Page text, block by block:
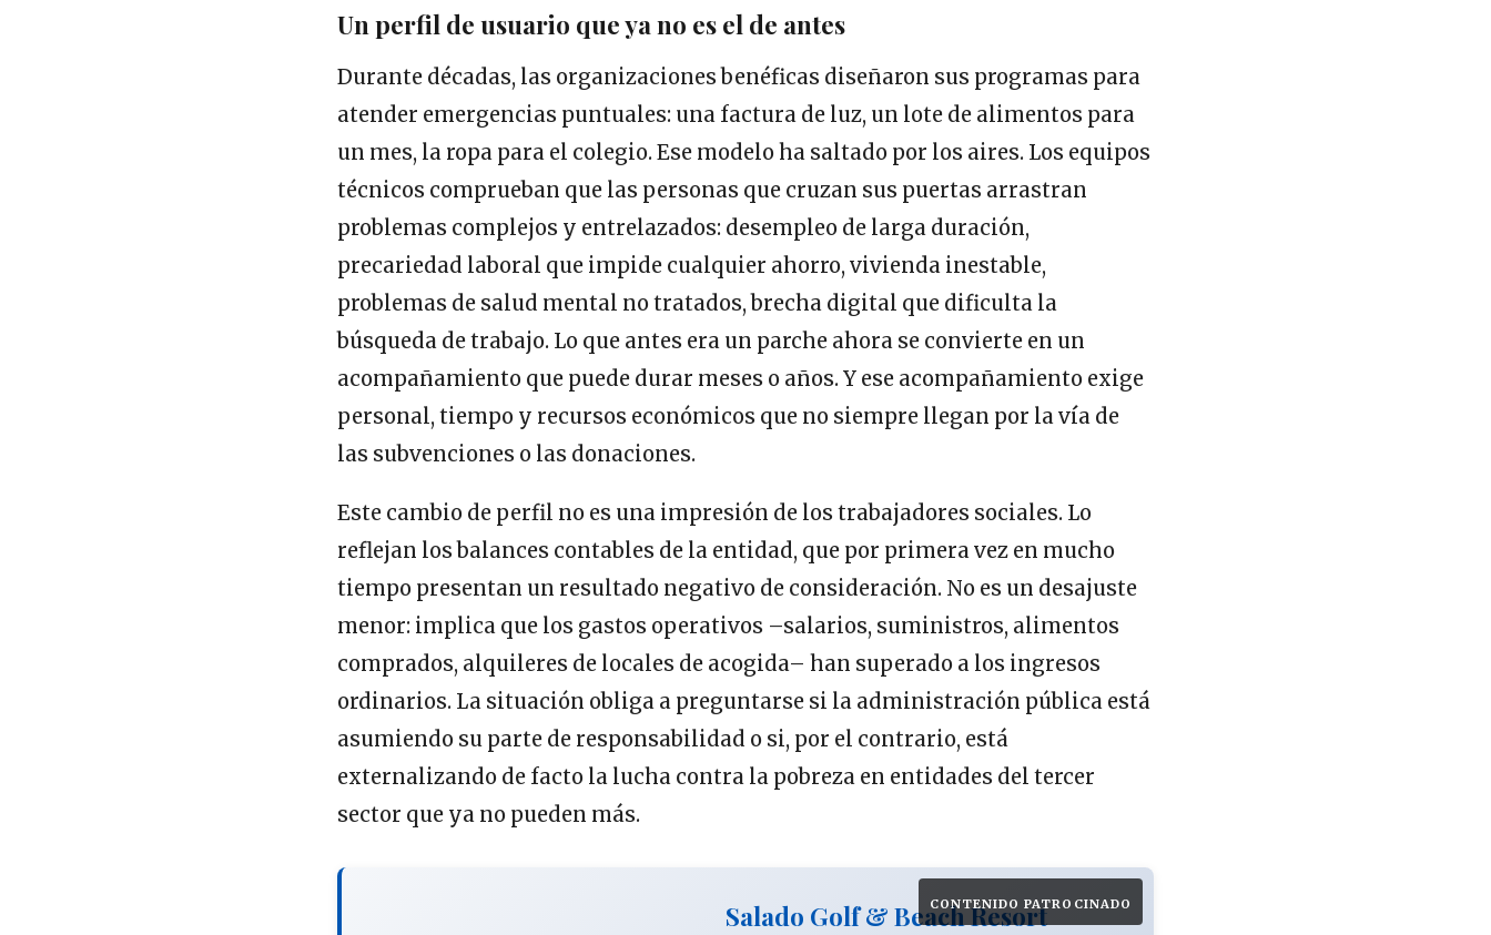
Un perfil de usuario que ya no es el de antes
Durante décadas, las organizaciones benéficas diseñaron sus programas para
atender emergencias puntuales: una factura de luz, un lote de alimentos para
un mes, la ropa para el colegio. Ese modelo ha saltado por los aires. Los equipos
técnicos comprueban que las personas que cruzan sus puertas arrastran
problemas complejos y entrelazados: desempleo de larga duración,
precariedad laboral que impide cualquier ahorro, vivienda inestable,
problemas de salud mental no tratados, brecha digital que dificulta la
búsqueda de trabajo. Lo que antes era un parche ahora se convierte en un
acompañamiento que puede durar meses o años. Y ese acompañamiento exige
personal, tiempo y recursos económicos que no siempre llegan por la vía de
las subvenciones o las donaciones.
Este cambio de perfil no es una impresión de los trabajadores sociales. Lo
reflejan los balances contables de la entidad, que por primera vez en mucho
tiempo presentan un resultado negativo de consideración. No es un desajuste
menor: implica que los gastos operativos –salarios, suministros, alimentos
comprados, alquileres de locales de acogida– han superado a los ingresos
ordinarios. La situación obliga a preguntarse si la administración pública está
asumiendo su parte de responsabilidad o si, por el contrario, está
externalizando de facto la lucha contra la pobreza en entidades del tercer
sector que ya no pueden más.
CONTENIDO PATROCINADO
Salado Golf & Beach Resort